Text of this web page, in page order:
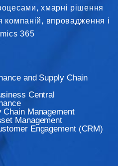
хмарні рішення
впровадження і
365
and Supply Chain
Central
Management
Management
Engagement (CRM)